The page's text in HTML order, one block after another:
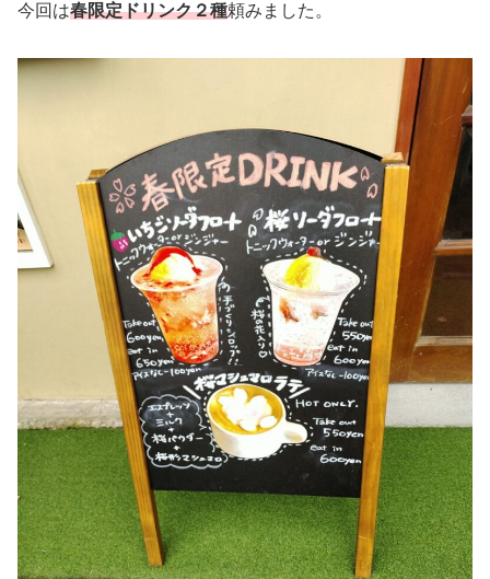
今回は春限定ドリンク２種頼みました。